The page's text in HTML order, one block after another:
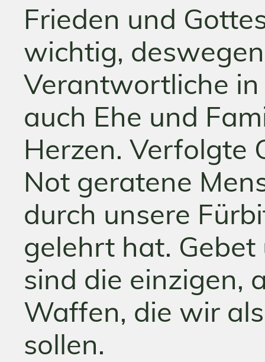
Frieden und
wichtig,
Verantwortliche
auch Ehe und
Herzen. Verfolgte
Not geratene
durch unsere
gelehrt hat.
sind die einzigen,
Waffen, die wir
sollen.